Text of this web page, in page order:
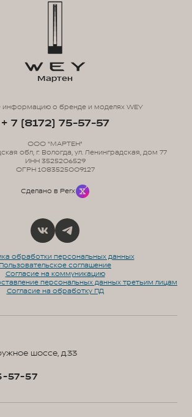
обработки персональных данных
Пользовательское соглашение
Согласие на коммуникацию
персональных данных третьим лицам
Согласие на обработку ПД
Мартен
информацию о бренде и моделях WEY
+ 7 (8172) 75-57-57
ООО "МАРТЕН"
обл, г. Вологда, ул. Ленинградская, дом 77
ИНН 3525206529
ОГРН 1083525009127
Сделано в Perx
шоссе, д.33
57-57